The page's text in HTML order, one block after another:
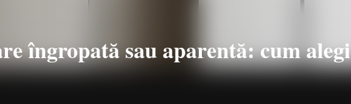
îngropată sau aparentă: cum alegi